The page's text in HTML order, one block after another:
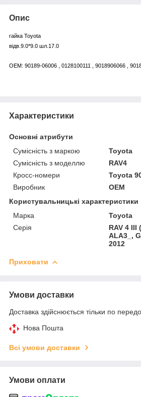
Опис
гайка Toyota
відв.9.0*9.0 шл.17.0
OEM: 90189-06006 , 0128100111 , 9018906066 ,
Характеристики
Основні атрибути
Сумісність з маркою
Toyota
Сумісність з моделлю
RAV4
Кросс-номери
Toyota
Виробник
OEM
Користувальницькі характеристики
Марка
Toyota
Серія
RAV 4 III
ALA3_,
2012
Приховати
Умови доставки
Доставка здійснюється тільки по
Нова Пошта
Всі умови доставки
Умови оплати